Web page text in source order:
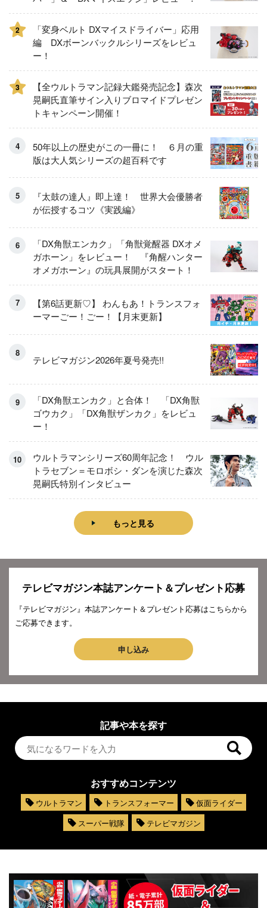
2
「変身ベルト DXマイスドライバー」応用
編 DXボーンバックルシリーズをレビュ
ー！
3
【全ウルトラマン記録大鑑発売記念】森次
晃嗣氏直筆サイン入りブロマイドプレゼン
トキャンペーン開催！
50年以上の歴史がこの一冊に！ ６月の重
版は大人気シリーズの超百科です
『太鼓の達人』即上達！ 世界大会優勝者
が伝授するコツ《実践編》
「DX角獣エンカク」「角獣覚醒器 DXオメ
ガホーン」をレビュー！ 『角醒ハンター
オメガホーン』の玩具展開がスタート！
【第6話更新♡】 わんもあ！トランスフォ
ーマーごー！ごー！【月末更新】
テレビマガジン2026年夏号発売!!
「DX角獣エンカク」と合体！ 「DX角獣
ゴウカク」「DX角獣ザンカク」をレビュ
ー！
ウルトラマンシリーズ60周年記念！ ウル
トラセブン＝モロボシ・ダンを演じた森次
晃嗣氏特別インタビュー
もっと見る
テレビマガジン本誌アンケート＆プレゼント応募
『テレビマガジン』本誌アンケート＆プレゼント応募はこちらから
ご応募できます。
申し込み
記事や本を探す
おすすめコンテンツ
ウルトラマン トランスフォーマー
仮面ライダー
スーパー戦隊
テレビマガジン